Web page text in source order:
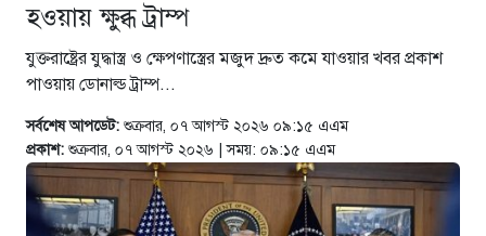
হওয়ায় ক্ষুব্ধ ট্রাম্প
যুক্তরাষ্ট্রের যুদ্ধাস্ত্র ও ক্ষেপণাস্ত্রের মজুদ দ্রুত কমে যাওয়ার খবর প্রকাশ
পাওয়ায় ডোনাল্ড ট্রাম্প...
সর্বশেষ আপডেট: শুক্রবার, ০৭ আগস্ট ২০২৬ ০৯:১৫ এএম
প্রকাশ: শুক্রবার, ০৭ আগস্ট ২০২৬ | সময়: ০৯:১৫ এএম